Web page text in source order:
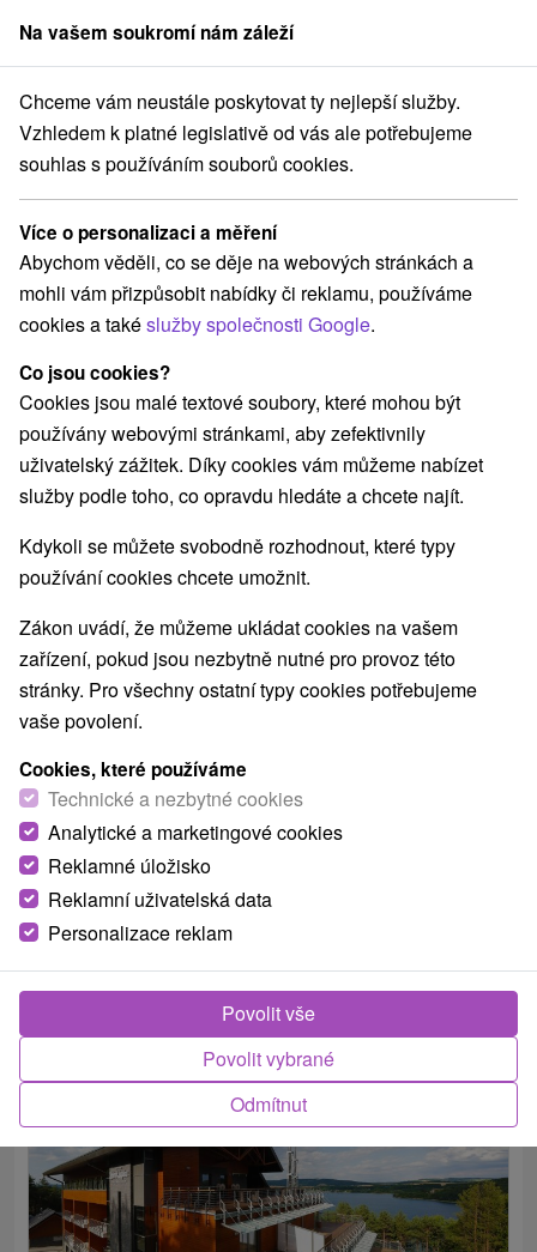
člen skupinySorger
Hotely na Slovensku
Hotely na Slovensku
Kategorie
Všechny kategorie
Hotely na Slovensku (277)
Hotely s bazénem(98)
Wellness hotely na Slovensku
Hotely na Slovensku pro rodiny s dětmi(72)
Historické hotely (15) Hotely s termálním bazénem
Vyberte lokalitu nebo termín
Nejprodávanější
od
1.
Hotel Most Slávy★★★Trenčianske Teplice
Hotel Most Slávy *** v Trenčianských Teplicích
spojuje filmovou eleganci s kvalitní lázeňskou...
Na vašem soukromí nám záleží
Chceme vám neustále poskytovat ty nejlepší služby.
Vzhledem k platné legislativě od vás ale potřebujeme
souhlas s používáním souborů cookies.
Více o personalizaci a měření
Abychom věděli, co se děje na webových stránkách a
mohli vám přizpůsobit nabídky či reklamu, používáme
cookies a takéslužby společnosti Google.
Co jsou cookies?
Cookies jsou malé textové soubory, které mohou být
používány webovými stránkami, aby zefektivnily
uživatelský zážitek. Díky cookies vám můžeme nabízet
služby podle toho, co opravdu hledáte a chcete najít.
Kdykoli se můžete svobodně rozhodnout, které typy
používání cookies chcete umožnit.
Zákon uvádí, že můžeme ukládat cookies na vašem
zařízení, pokud jsou nezbytně nutné pro provoz této
stránky. Pro všechny ostatní typy cookies potřebujeme
vaše povolení.
Cookies, které používáme
Technické a nezbytné cookies
Analytické a marketingové cookies
Reklamné úložisko
Reklamní uživatelská data
Personalizace reklam
Odmítnut
Povolit vybrané
Povolit vše